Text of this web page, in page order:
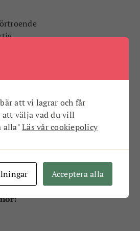
i att
och ett
hoppa
livet ut.
att vi lagrar och får
välja vad du vill
alla"Läs vår cookiepolicy
Acceptera alla